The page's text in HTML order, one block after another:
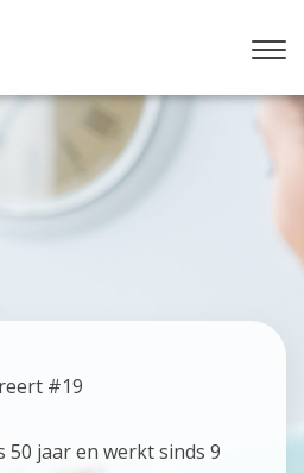
#19
50 jaar en werkt sinds 9